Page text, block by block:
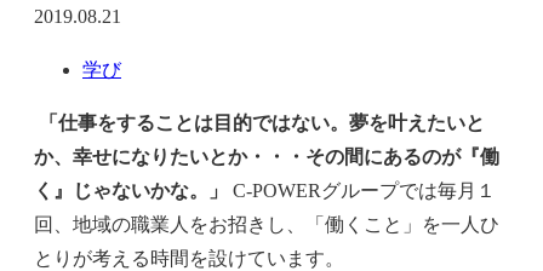
2019.08.21
学び
「仕事をすることは目的ではない。夢を叶えたいと
か、幸せになりたいとか・・・その間にあるのが『働
く』じゃないかな。」 C-POWERグループでは毎月１
回、地域の職業人をお招きし、「働くこと」を一人ひ
とりが考える時間を設けています。